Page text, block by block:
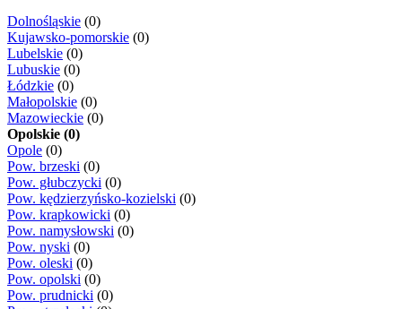
Dolnośląskie (0)
Kujawsko-pomorskie (0)
Lubelskie (0)
Lubuskie (0)
Łódzkie (0)
Małopolskie (0)
Mazowieckie (0)
Opolskie (0)
Opole (0)
Pow. brzeski (0)
Pow. głubczycki (0)
Pow. kędzierzyńsko-kozielski (0)
Pow. krapkowicki (0)
Pow. namysłowski (0)
Pow. nyski (0)
Pow. oleski (0)
Pow. opolski (0)
Pow. prudnicki (0)